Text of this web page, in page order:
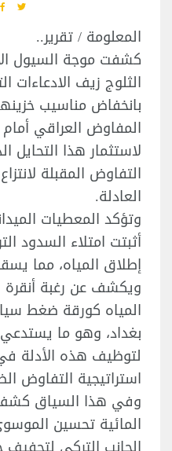
المعلومة / تقرير..
كشفت موجة السيول
الثلوج زيف الادعاءات
بانخفاض مناسيب
المفاوض العراقي
لاستثمار هذا
التفاوض المقبلة
العادلة.
وتؤكد المعطيات
أثبتت امتلاء السدود
إطلاق المياه، مما
ويكشف عن رغبة
المياه كورقة ضغط
بغداد، وهو ما يستدعي
لتوظيف هذه الأدلة
استراتيجية التفاوض
وفي هذا السياق كشف
المائية تحسين